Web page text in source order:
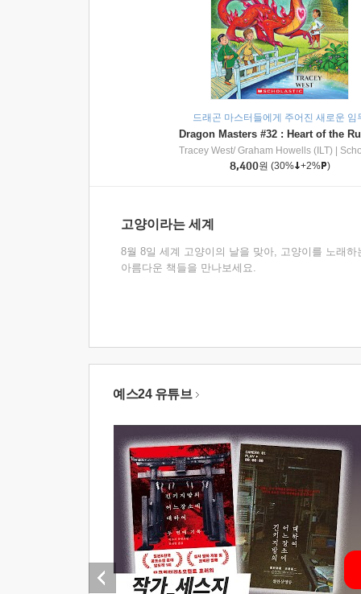
드래곤 마스터들에게 주어진 새로운 임
Tracey West/ Graham Howells (ILT)
8,400원 (30% +2% )
고양이라는 세계
8월 8일 세계 고양이의 날을 맞아, 고양이를 노래하
아름다운 책들을 만나보세요.
예스24 유튜브